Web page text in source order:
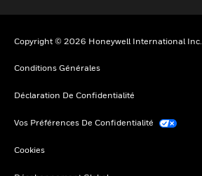
Copyright © 2026 Honeywell International Inc.
Conditions Générales
Déclaration De Confidentialité
Vos Préférences De Confidentialité
Cookies